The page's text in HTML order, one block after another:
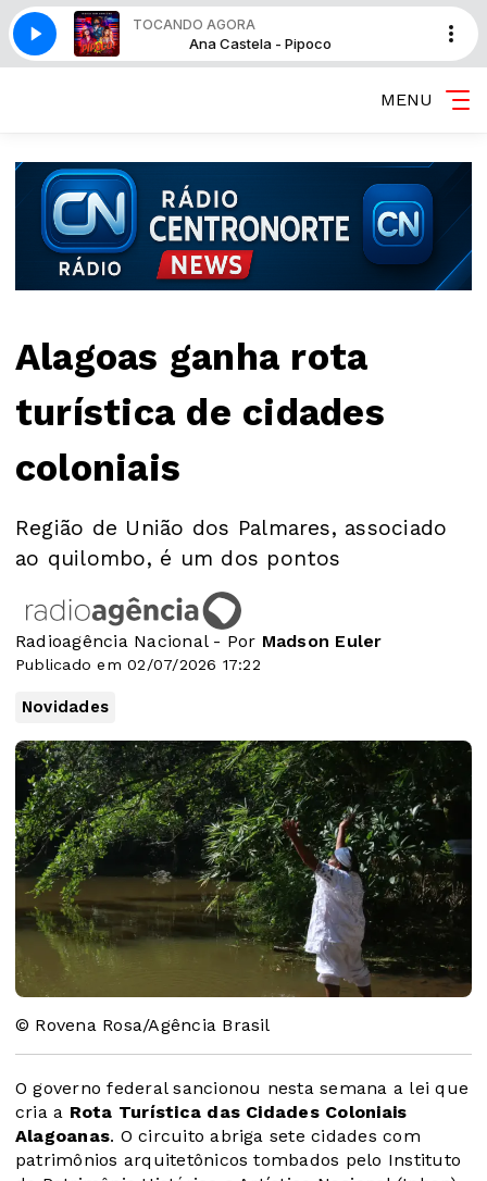
TOCANDO AGORA
Ana Castela - Pipoco
MENU
Alagoas ganha rota
turística de cidades
coloniais
Região de União dos Palmares, associado
ao quilombo, é um dos pontos
Radioagência Nacional - Por Madson Euler
Publicado em 02/07/2026 17:22
Novidades
© Rovena Rosa/Agência Brasil
O governo federal sancionou nesta semana a lei que
cria a Rota Turística das Cidades Coloniais
Alagoanas. O circuito abriga sete cidades com
patrimônios arquitetônicos tombados pelo Instituto